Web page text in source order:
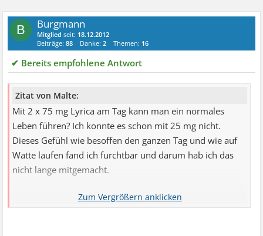
B Burgmann
Mitglied seit: 18.12.2012
Beiträge:88 Danke:2 Themen: 16
✔ Bereits empfohlene Antwort
Zitat von Malte:
Mit 2 x 75 mg Lyrica am Tag kann man ein normales
Leben führen? Ich konnte es schon mit 25 mg nicht.
Dieses Gefühl wie besoffen den ganzen Tag und wie auf
Watte laufen fand ich furchtbar und darum hab ich das
nicht lange mitgemacht.
Ebenso ist es ja auch mit Benzos. Es ist doch kein